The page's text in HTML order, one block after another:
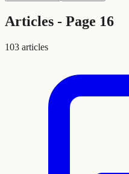
Articles - Page 16
103 articles